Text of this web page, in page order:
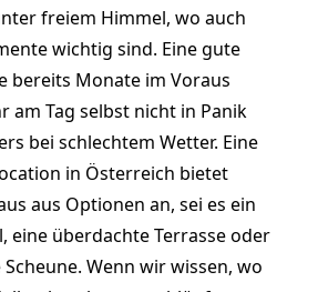
freiem Himmel, wo auch
wichtig sind. Eine gute
bereits Monate im Voraus
am Tag selbst nicht in Panik
bei schlechtem Wetter. Eine
in Österreich bietet
aus Optionen an, sei es ein
eine überdachte Terrasse oder
Wenn wir wissen, wo